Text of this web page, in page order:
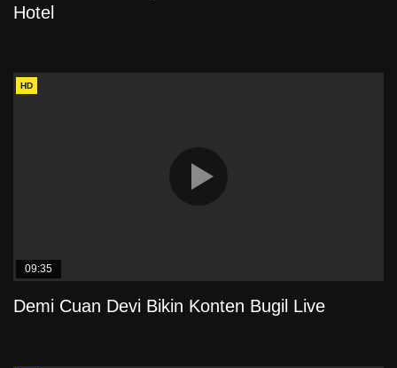
Hotel
HD
09:35
Demi Cuan Devi Bikin Konten Bugil Live